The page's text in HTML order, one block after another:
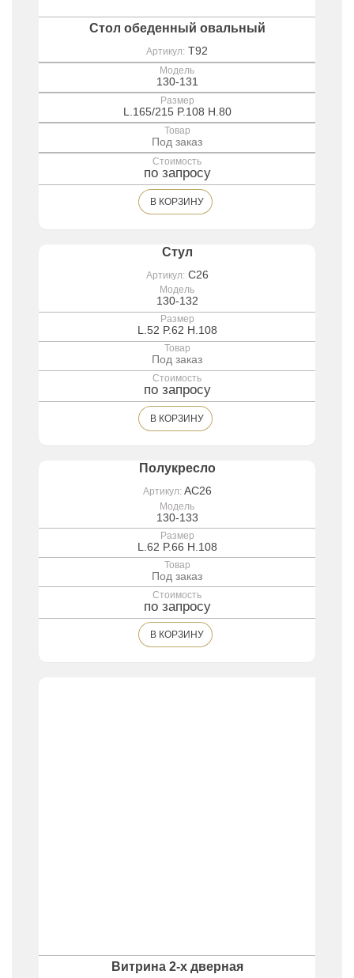
Стол обеденный овальный
Артикул: T92
Модель
130-131
Размер
L.165/215 P.108 H.80
Товар
Под заказ
Стоимость
по запросу
В КОРЗИНУ
Стул
Артикул: C26
Модель
130-132
Размер
L.52 P.62 H.108
Товар
Под заказ
Стоимость
по запросу
В КОРЗИНУ
Полукресло
Артикул: AC26
Модель
130-133
Размер
L.62 P.66 H.108
Товар
Под заказ
Стоимость
по запросу
В КОРЗИНУ
Витрина 2-х дверная